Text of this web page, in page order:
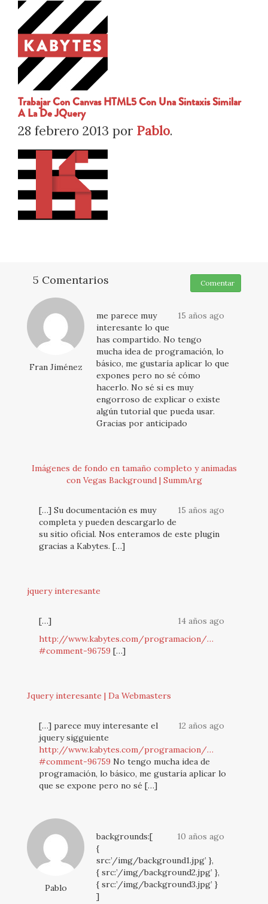
Trabajar Con Canvas HTML5 Con Una Sintaxis Similar
A La De JQuery
28 febrero 2013 por Pablo.
5 Comentarios Comentar
Fran Jiménez
15 años ago
me parece muy
interesante lo que
has compartido. No tengo
mucha idea de programación, lo
básico, me gustaría aplicar lo que
expones pero no sé cómo
hacerlo. No sé si es muy
engorroso de explicar o existe
algún tutorial que pueda usar.
Gracias por anticipado
Imágenes de fondo en tamaño completo y animadas
con Vegas Background | SummArg
15 años ago
[…] Su documentación es muy
completa y pueden descargarlo de
su sitio oficial. Nos enteramos de este plugin
gracias a Kabytes. […]
jquery interesante
14 años ago
[…]
http://www.kabytes.com/programacion/…
#comment-96759 […]
Jquery interesante | Da Webmasters
12 años ago
[…] parece muy interesante el
jquery sigguiente
http://www.kabytes.com/programacion/…
#comment-96759 No tengo mucha idea de
programación, lo básico, me gustaría aplicar lo
que se expone pero no sé […]
Pablo
10 años ago
backgrounds:[
{
src:’/img/background1.jpg’ },
{ src:’/img/background2.jpg’ },
{ src:’/img/background3.jpg’ }
]